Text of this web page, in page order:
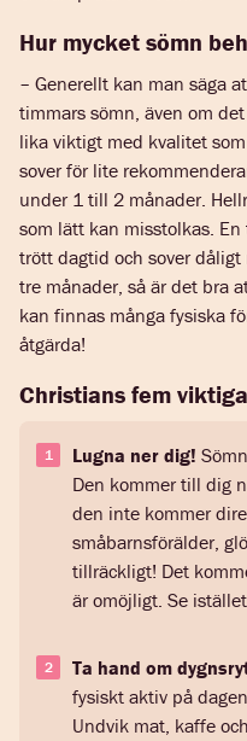
Hur mycket sömn
– Generellt kan man säga
timmars sömn, även om
lika viktigt med kvalitet
sover för lite
under 1 till 2 månader.
som lätt kan misstolkas.
trött dagtid och sover
tre månader, så är det bra
kan finnas många fysiska
åtgärda!
Christians fem
Lugna ner dig!
Den kommer till dig
den inte kommer
småbarnsförälder,
tillräckligt! Det
är omöjligt. Se
Ta hand om
fysiskt aktiv på
Undvik mat, kaffe